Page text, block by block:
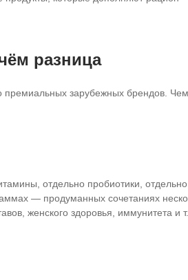
разница
премиальных зарубежных брендов.
отдельно пробиотики, отдельно
— продуманных сочетаниях
женского здоровья, иммунитета и